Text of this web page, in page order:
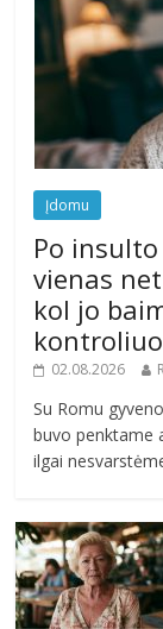
Įdomu
Po
vienas
kol jo
02.08.2026
Su Romu
buvo penktame
ilgai